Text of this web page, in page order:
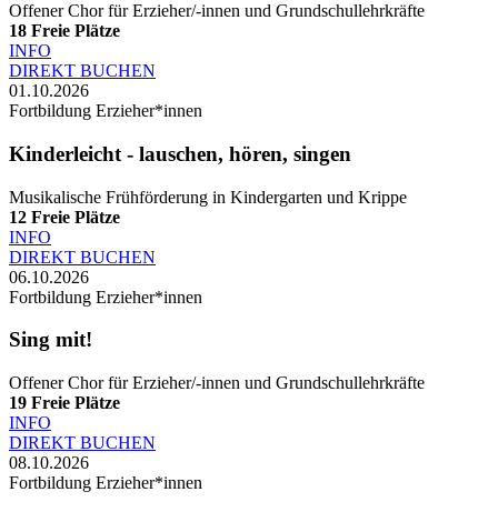
Offener Chor für Erzieher/-innen und Grundschullehrkräfte
18 Freie Plätze
INFO
DIREKT BUCHEN
01.10.2026
Fortbildung Erzieher*innen
Kinderleicht - lauschen, hören, singen
Musikalische Frühförderung in Kindergarten und Krippe
12 Freie Plätze
INFO
DIREKT BUCHEN
06.10.2026
Fortbildung Erzieher*innen
Sing mit!
Offener Chor für Erzieher/-innen und Grundschullehrkräfte
19 Freie Plätze
INFO
DIREKT BUCHEN
08.10.2026
Fortbildung Erzieher*innen